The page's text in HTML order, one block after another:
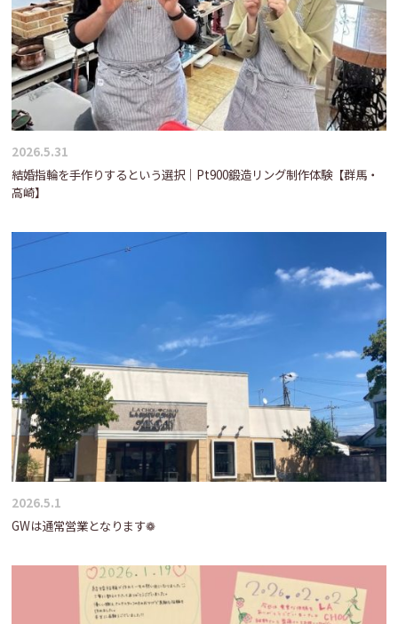
2026.5.31
結婚指輪を手作りするという選択｜Pt900鍛造リング制作体験【群馬・
高崎】
2026.5.1
GWは通常営業となります❁